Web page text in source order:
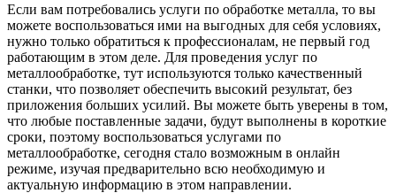
Если вам потребовались услуги по обработке металла, то вы
можете воспользоваться ими на выгодных для себя условиях,
нужно только обратиться к профессионалам, не первый год
работающим в этом деле. Для проведения услуг по
металлообработке, тут используются только качественный
станки, что позволяет обеспечить высокий результат, без
приложения больших усилий. Вы можете быть уверены в том,
что любые поставленные задачи, будут выполнены в короткие
сроки, поэтому воспользоваться услугами по
металлообработке, сегодня стало возможным в онлайн
режиме, изучая предварительно всю необходимую и
актуальную информацию в этом направлении.